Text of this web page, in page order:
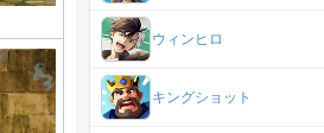
ウィンヒロ
キングショット